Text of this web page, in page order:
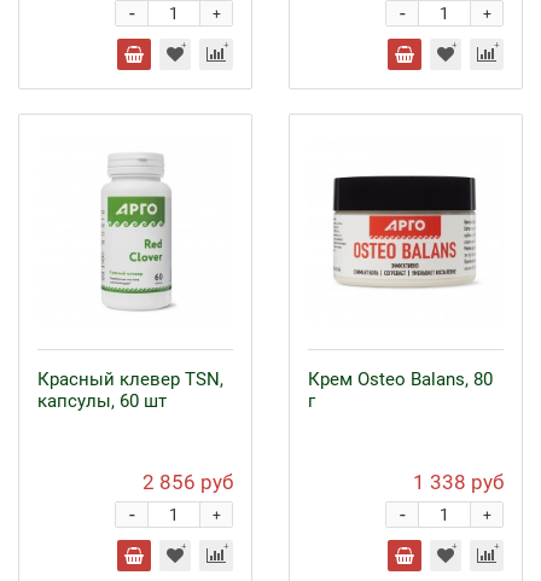
+
- +
-
Красный клевер ТSN,
капсулы, 60 шт
2 856 руб
+
-
Крем Osteo Balans, 80
г
1 338 руб
+
-